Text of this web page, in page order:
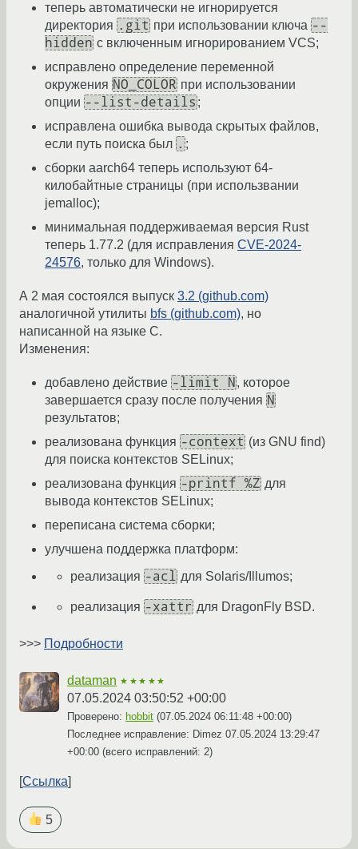
теперь автоматически не игнорируется
директория .git при использовании ключа --
hidden с включенным игнорированием VCS;
исправлено определение переменной
окружения NO_COLOR при использовании
опции --list-details ;
исправлена ошибка вывода скрытых файлов,
если путь поиска был . ;
сборки aarch64 теперь используют 64-
килобайтные страницы (при использвании
jemalloc);
минимальная поддерживаемая версия Rust
теперь 1.77.2 (для исправления CVE-2024-
24576, только для Windows).
А 2 мая состоялся выпуск 3.2 (github.com)
аналогичной утилиты bfs (github.com), но
написанной на языке C.
Изменения:
добавлено действие -limit N , которое
завершается сразу после получения N
результатов;
реализована функция -context (из GNU find)
для поиска контекстов SELinux;
реализована функция -printf %Z для
вывода контекстов SELinux;
переписана система сборки;
улучшена поддержка платформ:
реализация -acl для Solaris/Illumos;
реализация -xattr для DragonFly BSD.
>>> Подробности
dataman ★★★★★
07.05.2024 03:50:52 +00:00
Проверено: hobbit (07.05.2024 06:11:48 +00:00)
Последнее исправление: Dimez 07.05.2024 13:29:47
+00:00 (всего исправлений: 2)
Ссылка
5